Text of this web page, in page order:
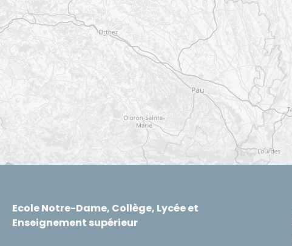
Ecole Notre-Dame, Collège, Lycée et
Enseignement supérieur